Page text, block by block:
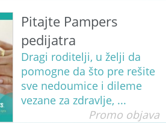
Pitajte Pampers
pedijatra
Dragi roditelji, u želji da
pomogne da što pre rešite
sve nedoumice i dileme
vezane za zdravlje, ...
Promo objava